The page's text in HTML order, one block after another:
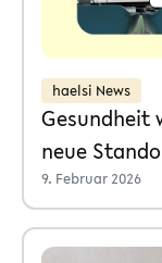
haelsi News
Gesundheit
neue
9. Februar 2026